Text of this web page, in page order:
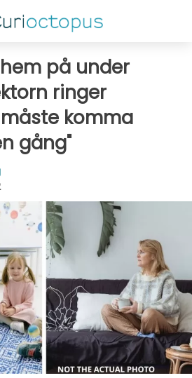
på under
ringer
komma
gång"